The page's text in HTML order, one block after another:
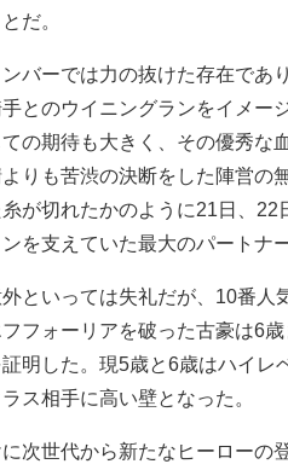
だ。
バーでは力の抜けた存在であ
とのウイニングランをイメー
の期待も大きく、その優秀な
りも苦渋の決断をした陣営の
が切れたかのように21日、
を支えていた最大のパートナ
といっては失礼だが、10番人
フォーリアを破った古豪は6
明した。現5歳と6歳はハイ
ス相手に高い壁となった。
次世代から新たなヒーローの